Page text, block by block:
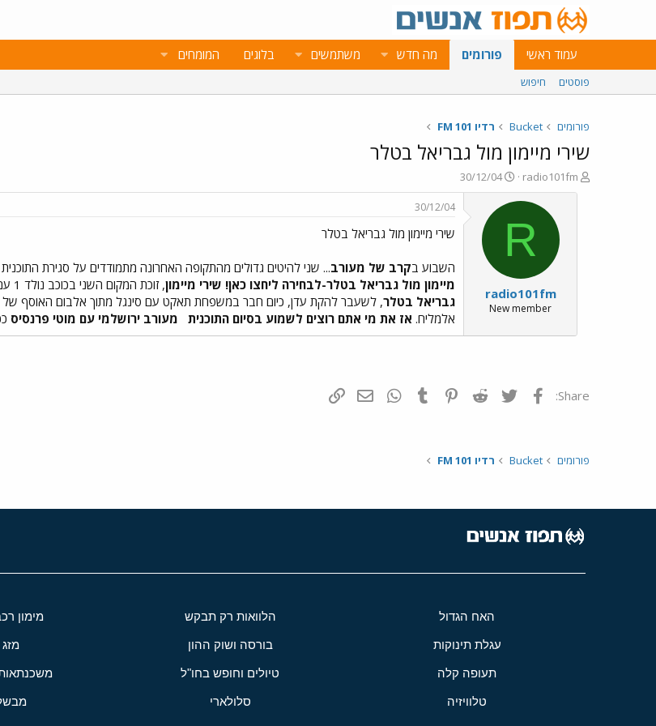
עמוד ראשי פורומים מה חדש משתמשים בלוגים המומחים
פוסטים חיפוש
פורומים Bucket רדיו 101 FM
שירי מיימון מול גבריאל בטלר
פ
ו
radio101fm
פ
ו
ר
א
ר
י
30/12/04
R
radio101fm
New member
30/12/04
שירי מיימון מול גבריאל בטלר
השבוע בקרב של מעורב... שני להיטים גדולים מהתקופה האחרונה מתמודדים על סגירת
מיימון מול גבריאל בטלר-לבחירה ליחצו כאן! שירי מיימון, זוכת המקום השני בכוכב נולד 1 עם סינגל ראשון מתוך אלבום הבכורה שלה שייצא בקרוב. מילים ולחן: בתי.
גבריאל בטלר, לשעבר להקת עדן, כיום חבר במשפחת תאקט עם סינגל מתוך אלבום האוסף של
אלמליח. אז את מי אתם רוצים לשמוע בסיום התוכנית מעורב ירושלמי עם מוטי פרנסיס
Share: פייסבוק Twitter
Reddit
Pinterest
Tumblr
WhatsAppדואר אלקטרוני
פורומים Bucket רדיו 101 FM
האח הגדול הלוואות רק תבקש מימון
עגלת תינוקות בורסה ושוק ההון מזג
תעופה קלה טיולים וחופש בחו"ל משכנתאות
טלוויזיה סלולארי